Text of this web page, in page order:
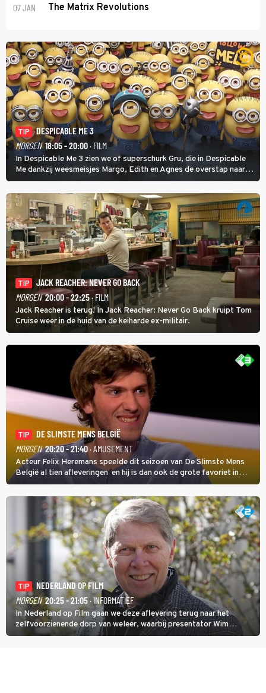
07 JAN The Matrix Revolutions
TIP
DESPICABLE ME 3
MORGEN 18:05 - 20:00· FILM
In Despicable Me 3 zien we of superschurk Gru, die in Despicable
Me dankzij weesmeisjes Margo, Edith en Agnes de overstap naar
het rechte pad maakte, ook op dat pad weet te blijven.
TIP
JACK REACHER: NEVER GO BACK
MORGEN 20:00 - 22:25· FILM
Jack Reacher is terug! In Jack Reacher: Never Go Back kruipt Tom
Cruise weer in de huid van de keiharde ex-militair.
TIP
DE SLIMSTE MENS BELGIË
MORGEN 20:20 - 21:40· AMUSEMENT
Acteur Felix Heremans speelde dit seizoen van De Slimste Mens
België al tien afleveringen en hij is dan ook de grote favoriet in
deze seizoensfinale. En er is Nederlandse inbreng, want komiek
Soundos El Ahmadi neemt plaats aan de jurytafel.
TIP
NEDERLAND OP FILM
MORGEN 20:25 - 21:05· INFORMATIEF
In Nederland op Film gaan we deze aflevering terug naar het
zelfvoorzienende dorp van weleer, waarbij presentator Wim
Daniëls de kijkers meeneemt op reis door de tijd aan de hand van